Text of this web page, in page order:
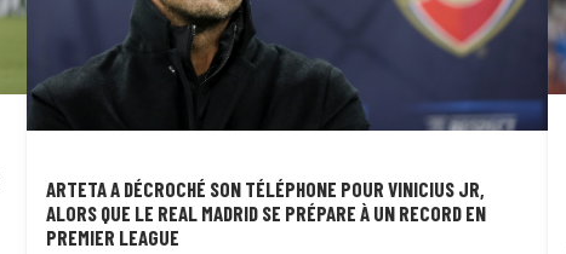
ARTETA A DÉCROCHÉ SON TÉLÉPHONE POUR VINICIUS JR,
ALORS QUE LE REAL MADRID SE PRÉPARE À UN RECORD EN
PREMIER LEAGUE